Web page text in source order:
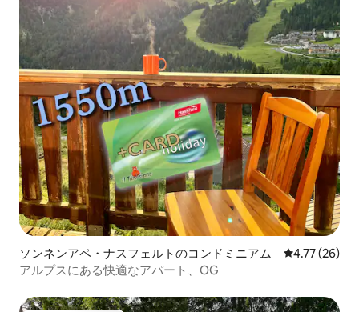
ソンネンアペ・ナスフェルトのコンドミニアム レビュー26
4.77 (26)
アルプスにある快適なアパート、OG